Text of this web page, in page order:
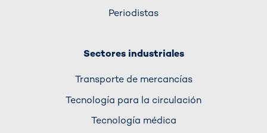
Periodistas
Sectores industriales
Transporte de mercancías
Tecnología para la circulación
Tecnología médica